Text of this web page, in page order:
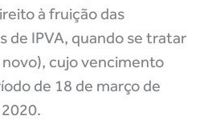
à fruição das
de IPVA, quando se tratar
cujo vencimento
de 18 de março de